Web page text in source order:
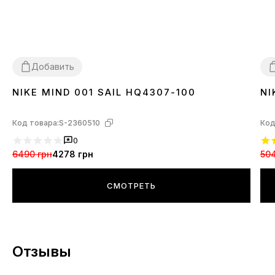
Добавить
3738 39 40 41 42 43 44
NIKE MIND 001 SAIL HQ4307-100
Код товара:S-2360510
0
6490 грн4278 грн
СМОТРЕТЬ
Отзывы